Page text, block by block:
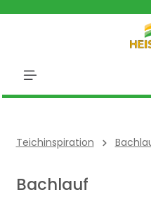
Teichinspiration
Bachlauf